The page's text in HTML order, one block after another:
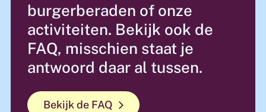
burgerberaden of onze
activiteiten. Bekijk ook de
FAQ, misschien staat je
antwoord daar al tussen.
Bekijk de FAQ